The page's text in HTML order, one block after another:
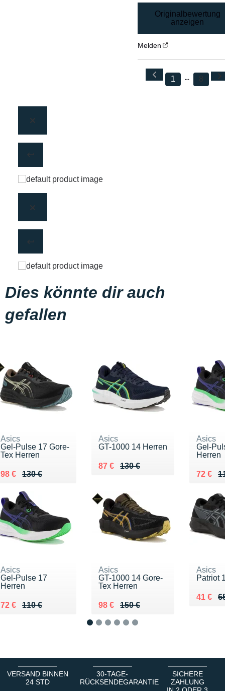
Originalbewertung
anzeigen
Melden
1 8
Dies könnte dir auch
gefallen
Asics
Gel-Pulse 17 Gore-
Tex Herren
130 €
Au lieu de 130 €
98 €
Vendu 98 €
Asics
GT-1000 14 Herren
130 €
Au lieu de 130 €
87 €
Vendu 87 €
Asics
Gel-
Herren
Au lieu
72 €
Vendu
Asics
Gel-Pulse 17
Herren
110 €
Au lieu de 110 €
72 €
Vendu 72 €
Asics
GT-1000 14 Gore-
Tex Herren
150 €
Au lieu de 150 €
98 €
Vendu 98 €
Asics
Patriot
Au lieu
41 €
Vendu
VERSAND BINNEN
24 STD
30-TAGE-
RÜCKSENDEGARANTIE
SICHERE
ZAHLUNG